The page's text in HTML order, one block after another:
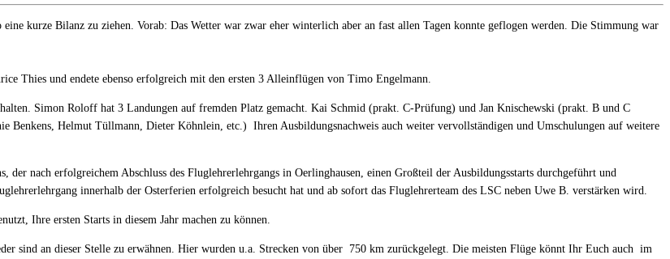
kurze Bilanz zu ziehen. Vorab: Das Wetter war zwar eher winterlich aber an fast allen Tagen konnte geflogen werden. Die Stimmung war
Thies und endete ebenso erfolgreich mit den ersten 3 Alleinflügen von Timo Engelmann.
Simon Roloff hat 3 Landungen auf fremden Platz gemacht. Kai Schmid (prakt. C-Prüfung) und Jan Knischewski (prakt. B und C
Benkens, Helmut Tüllmann, Dieter Köhnlein, etc.) Ihren Ausbildungsnachweis auch weiter vervollständigen und Umschulungen auf weitere
nach erfolgreichem Abschluss des Fluglehrerlehrgangs in Oerlinghausen, einen Großteil der Ausbildungsstarts durchgeführt und
innerhalb der Osterferien erfolgreich besucht hat und ab sofort das Fluglehrerteam des LSC neben Uwe B. verstärken wird.
Ihre ersten Starts in diesem Jahr machen zu können.
sind an dieser Stelle zu erwähnen. Hier wurden u.a. Strecken von über 750 km zurückgelegt. Die meisten Flüge könnt Ihr Euch auch im